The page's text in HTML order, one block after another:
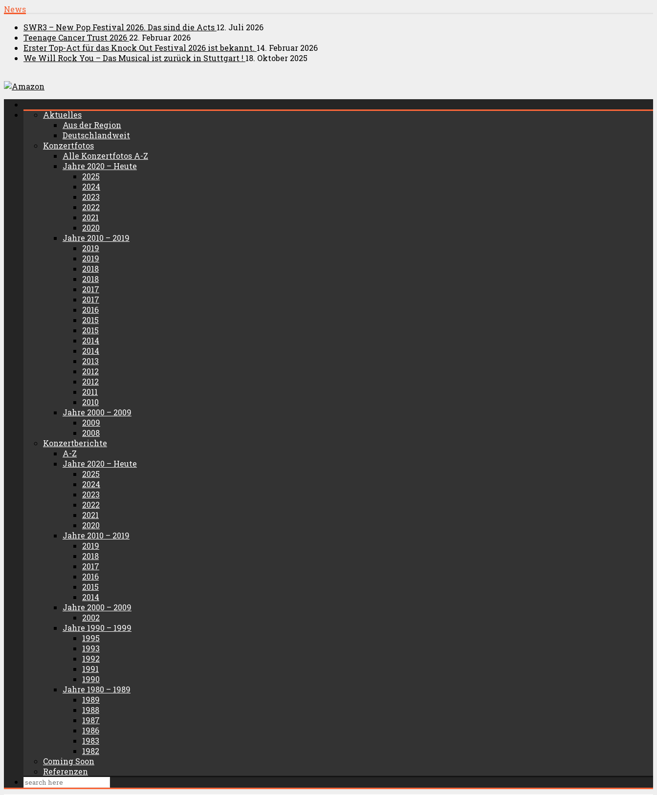
News
SWR3 – New Pop Festival 2026. Das sind die Acts 12. Juli 2026
Teenage Cancer Trust 2026 22. Februar 2026
Erster Top-Act für das Knock Out Festival 2026 ist bekannt. 14. Februar 2026
We Will Rock You – Das Musical ist zurück in Stuttgart ! 18. Oktober 2025
Aktuelles
Aus der Region
Deutschlandweit
Konzertfotos
Alle Konzertfotos A-Z
Jahre 2020 – Heute
2025
2024
2023
2022
2021
2020
Jahre 2010 – 2019
2019
2019
2018
2018
2017
2017
2016
2015
2015
2014
2014
2013
2012
2012
2011
2010
Jahre 2000 – 2009
2009
2008
Konzertberichte
A-Z
Jahre 2020 – Heute
2025
2024
2023
2022
2021
2020
Jahre 2010 – 2019
2019
2018
2017
2016
2015
2014
Jahre 2000 – 2009
2002
Jahre 1990 – 1999
1995
1993
1992
1991
1990
Jahre 1980 – 1989
1989
1988
1987
1986
1983
1982
Coming Soon
Referenzen